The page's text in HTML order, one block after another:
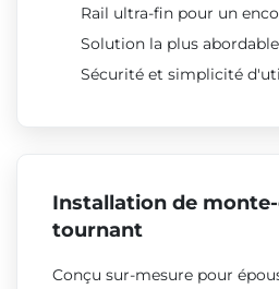
Rail ultra-fin pour un
Solution la plus
Sécurité et simplicité
Installation de
tournant
Conçu sur-mesure pour